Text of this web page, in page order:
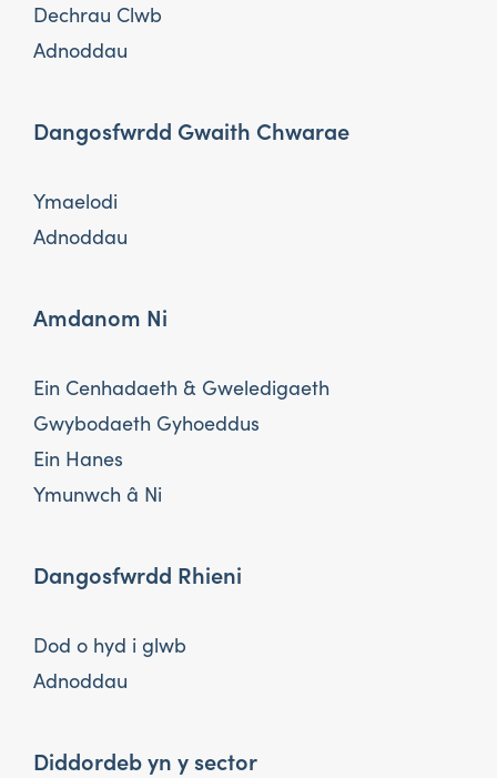
Dechrau Clwb
Adnoddau
Dangosfwrdd Gwaith Chwarae
Ymaelodi
Adnoddau
Amdanom Ni
Ein Cenhadaeth & Gweledigaeth
Gwybodaeth Gyhoeddus
Ein Hanes
Ymunwch â Ni
Dangosfwrdd Rhieni
Dod o hyd i glwb
Adnoddau
Diddordeb yn y sector